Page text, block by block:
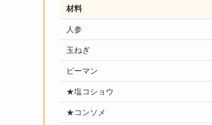
材料
人参
玉ねぎ
ピーマン
★塩コショウ
★コンソメ